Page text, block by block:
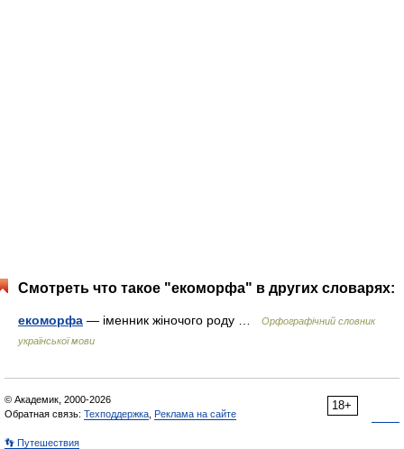
Смотреть что такое "екоморфа" в других словарях:
екоморфа — іменник жіночого роду …
Орфографічний словник
української мови
18+
© Академик, 2000-2026
Обратная связь: Техподдержка Реклама на сайте
👣 Путешествия